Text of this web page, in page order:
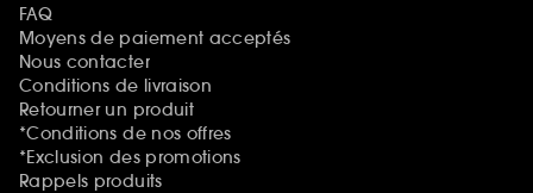
FAQ
Moyens de paiement acceptés
Nous contacter
Conditions de livraison
Retourner un produit
*Conditions de nos offres
*Exclusion des promotions
Rappels produits